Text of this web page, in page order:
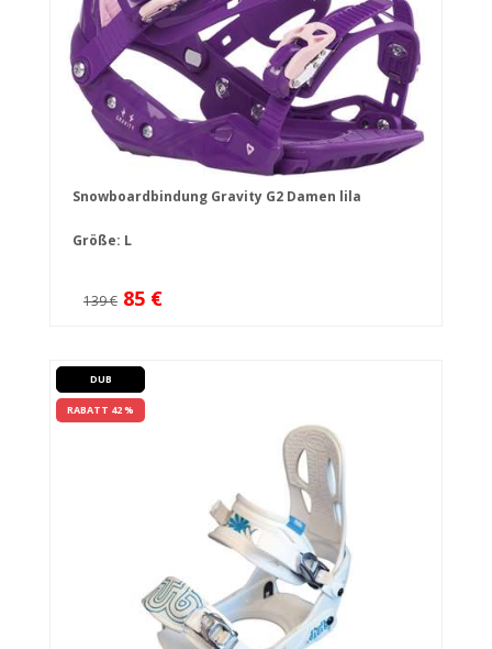
Snowboardbindung Gravity G2 Damen lila
Größe: L
139 € 85 €
DUB
RABATT 42 %